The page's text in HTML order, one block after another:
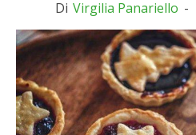
Di Virgilia Panariello -